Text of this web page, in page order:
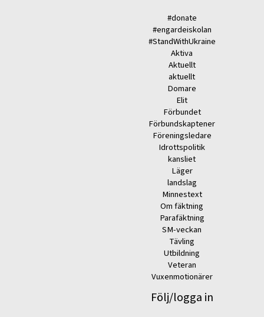
#donate
#engardeiskolan
#StandWithUkraine
Aktiva
Aktuellt
aktuellt
Domare
Elit
Förbundet
Förbundskaptener
Föreningsledare
Idrottspolitik
kansliet
Läger
landslag
Minnestext
Om fäktning
Parafäktning
SM-veckan
Tävling
Utbildning
Veteran
Vuxenmotionärer
Följ/logga in